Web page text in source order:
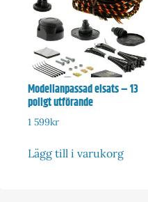
Modellanpassad elsats – 13
poligt utförande
1 599kr
Lägg till i varukorg